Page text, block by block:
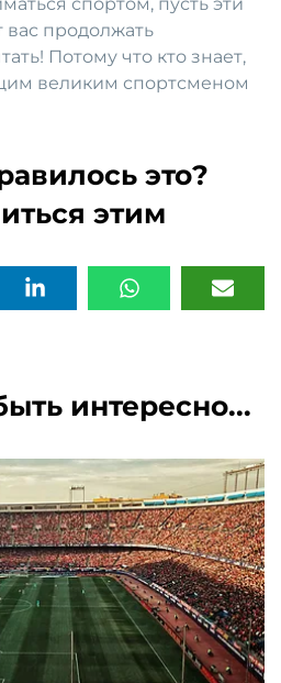
продолжать
Потому что кто знает,
великим спортсменом
это?
этим
интересно...